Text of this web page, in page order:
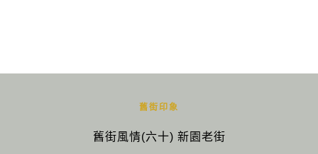
舊街印象
舊街風情(六十) 新園老街